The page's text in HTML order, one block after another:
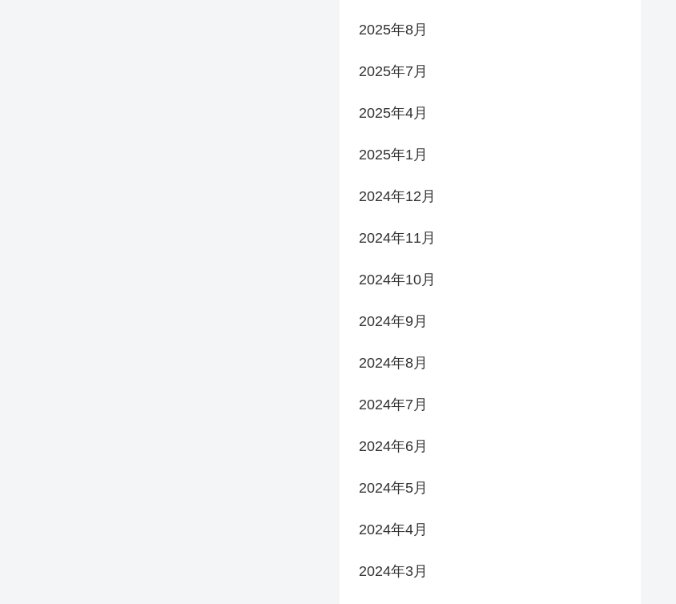
2025年8月
2025年7月
2025年4月
2025年1月
2024年12月
2024年11月
2024年10月
2024年9月
2024年8月
2024年7月
2024年6月
2024年5月
2024年4月
2024年3月